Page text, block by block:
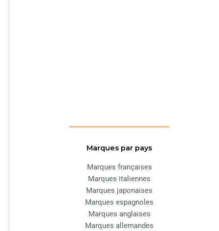
Marques par pays
Marques françaises
Marques italiennes
Marques japonaises
Marques espagnoles
Marques anglaises
Marques allemandes